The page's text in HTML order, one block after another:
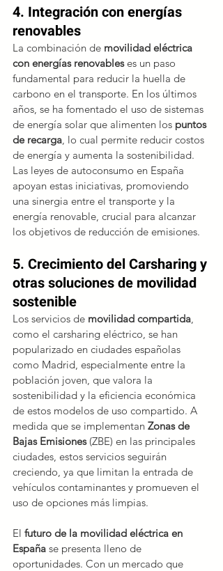
4. Integración con energías
renovables
La combinación de movilidad eléctrica
con energías renovables es un paso
fundamental para reducir la huella de
carbono en el transporte. En los últimos
años, se ha fomentado el uso de sistemas
de energía solar que alimenten los puntos
de recarga , lo cual permite reducir costos
de energía y aumenta la sostenibilidad.
Las leyes de autoconsumo en España
apoyan estas iniciativas, promoviendo
una sinergia entre el transporte y la
energía renovable, crucial para alcanzar
los objetivos de reducción de emisiones.
5. Crecimiento del Carsharing y
otras soluciones de movilidad
sostenible
Los servicios de movilidad compartida
como el carsharing eléctrico, se han
popularizado en ciudades españolas
como Madrid, especialmente entre la
población joven, que valora la
sostenibilidad y la eficiencia económica
de estos modelos de uso compartido. A
medida que se implementan Zonas de
Bajas Emisiones (ZBE) en las principales
ciudades, estos servicios seguirán
creciendo, ya que limitan la entrada de
vehículos contaminantes y promueven el
uso de opciones más limpias.
El futuro de la movilidad eléctrica en
España se presenta lleno de
oportunidades. Con un mercado que